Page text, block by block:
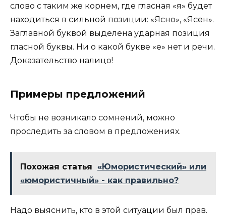
слово с таким же корнем, где гласная «я» будет
находиться в сильной позиции: «Ясно», «Ясен».
Заглавной буквой выделена ударная позиция
гласной буквы. Ни о какой букве «е» нет и речи.
Доказательство налицо!
Примеры предложений
Чтобы не возникало сомнений, можно
проследить за словом в предложениях.
Похожая статья
«Юмористический» или
«юмористичный» - как правильно?
Надо выяснить, кто в этой ситуации был прав.